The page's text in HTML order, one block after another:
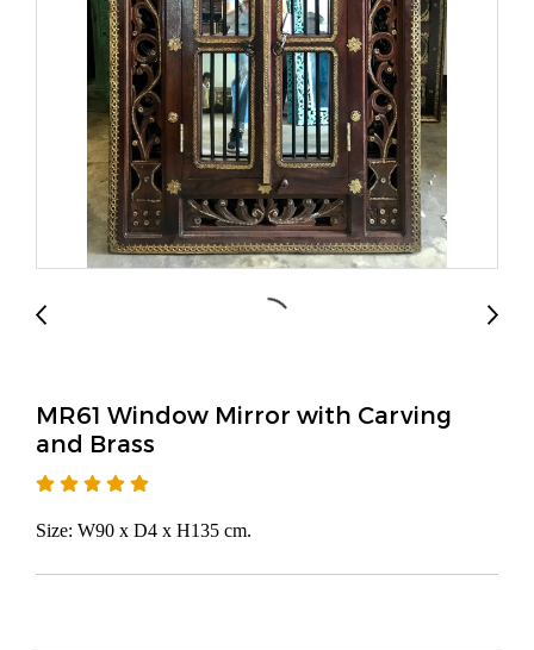
MR61 Window Mirror with Carving
and Brass
Size: W90 x D4 x H135 cm.